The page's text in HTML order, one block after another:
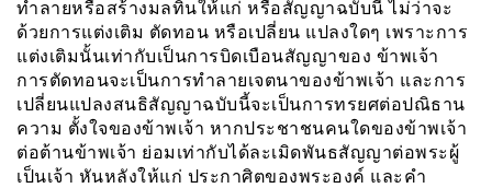
ทำลายหรือสร้างมลทินให้แก่ หรือสัญญาฉบับนี้ ไม่ว่าจะ
ด้วยการแต่งเติม ตัดทอน หรือเปลี่ยน แปลงใดๆ เพราะการ
แต่งเติมนั้นเท่ากับเป็นการบิดเบือนสัญญาของ ข้าพเจ้า
การตัดทอนจะเป็นการทําลายเจตนาของข้าพเจ้า และการ
เปลี่ยนแปลงสนธิสัญญาฉบับนี้จะเป็นการทรยศต่อปณิธาน
ความ ตั้งใจของข้าพเจ้า หากประชาชนคนใดของข้าพเจ้า
ต่อต้านข้าพเจ้า ย่อมเท่ากับได้ละเมิดพันธสัญญาต่อพระผู้
เป็นเจ้า หันหลังให้แก่ ประกาศิตของพระองค์ และคำ